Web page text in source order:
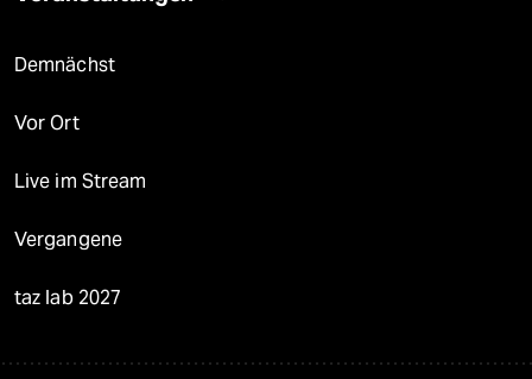
Demnächst
Vor Ort
Live im Stream
Vergangene
taz lab 2027